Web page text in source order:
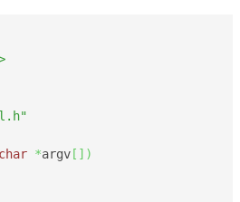
char *argv [ ] )